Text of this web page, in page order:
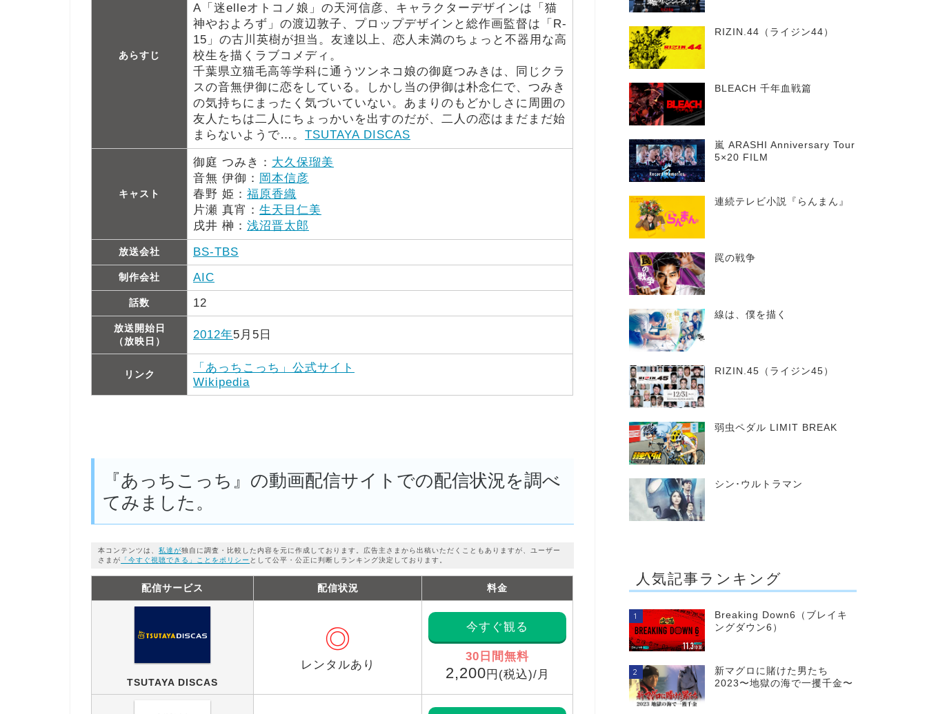
あらすじ
A「迷elleオトコノ娘」の天河信彦、キャラクターデザインは「猫
神やおよろず」の渡辺敦子、プロップデザインと総作画監督は「R-
15」の古川英樹が担当。友達以上、恋人未満のちょっと不器用な高
校生を描くラブコメディ。
千葉県立猫毛高等学科に通うツンネコ娘の御庭つみきは、同じクラ
スの音無伊御に恋をしている。しかし当の伊御は朴念仁で、つみき
の気持ちにまったく気づいていない。あまりのもどかしさに周囲の
友人たちは二人にちょっかいを出すのだが、二人の恋はまだまだ始
まらないようで…。 TSUTAYA DISCAS
キャスト
御庭 つみき： 大久保瑠美
音無 伊御： 岡本信彦
春野 姫： 福原香織
片瀬 真宵： 生天目仁美
戌井 榊： 浅沼晋太郎
放送会社 BS-TBS
制作会社 AIC
話数 12
放送開始日
（放映日）
2012年5月5日
リンク
「あっちこっち」公式サイト
Wikipedia
『あっちこっち』の動画配信サイトでの配信状況を調べ
てみました。
本コンテンツは、私達が独自に調査・比較した内容を元に作成しております。広告主さまから出稿いただくこともありますが、ユーザー
さまが 「今すぐ視聴できる」ことをポリシー として公平・公正に判断しランキング決定しております。
配信サービス 配信状況 料金
TSUTAYA DISCAS
◎
レンタルあり
今すぐ観る
30日間無料
2,200 円(税込)/月
RIZIN.44（ライジン44）
BLEACH 千年血戦篇
嵐 ARASHI Anniversary Tour
5×20 FILM
連続テレビ小説『らんまん』
罠の戦争
線は、僕を描く
RIZIN.45（ライジン45）
弱虫ペダル LIMIT BREAK
シン･ウルトラマン
人気記事ランキング
1
Breaking Down6（ブレイキ
ングダウン6）
2
新マグロに賭けた男たち
2023〜地獄の海で一攫千金〜